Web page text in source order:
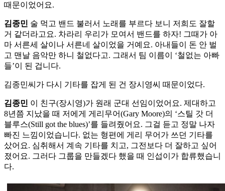
때문이었어요.
김종민 술 먹고 밴드 불러서 노래를 부르다 보니 저희도 잘할
거 같더라고요. 차라리 우리가 모여서 밴드를 하자! 그때가 아
마 서른세 살이나 서른네 살이었을 거예요. 아내들이 돈 안 벌
고 맨날 음악만 하니 철없다고. 그래서 팀 이름이 ‘철없는 아빠
들’이 된 겁니다.
김종민씨가 다시 기타를 잡게 된 건 장시영씨 때문이었다.
김종민 이 친구(장시영)가 원래 군대 선임이었어요. 제대하고
8년쯤 지났을 때 저에게 게리무어(Gary Moore)의 ‘스틸 갓 더
블루스(Still got the blues)’를 들려줬어요. 그걸 듣고 정말 나자
빠진 느낌이었습니다. 없는 형편에 게리 무어가 쓰던 기타를
샀어요. 심취해서 계속 기타를 치고, 그전보다 더 잘하고 싶어
졌어요. 그러다 그룹을 만들겠다 했을 때 인섭이가 합류했습니
다.